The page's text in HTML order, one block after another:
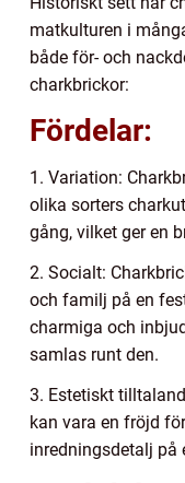
matkulturen i
både för- och
charkbrickor:
Fördelar:
1. Variation:
olika sorters
gång, vilket ger en
2. Socialt:
och familj på en
charmiga och
samlas runt den.
3. Estetiskt
kan vara en fröjd
inredningsdetalj på